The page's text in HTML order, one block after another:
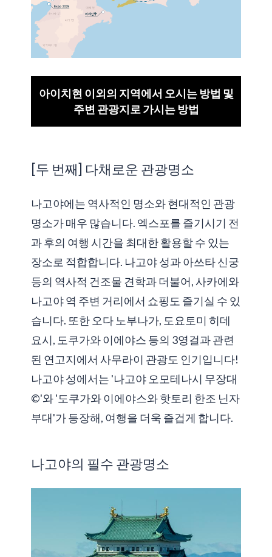
아이치현 이외의 지역에서 오시는 방법 및
주변 관광지로 가시는 방법
[두 번째] 다채로운 관광명소
나고야에는 역사적인 명소와 현대적인 관광
명소가 매우 많습니다. 엑스포를 즐기시기 전
과 후의 여행 시간을 최대한 활용할 수 있는
장소로 적합합니다. 나고야 성과 아쓰타 신궁
등의 역사적 건조물 견학과 더불어, 사카에와
나고야 역 주변 거리에서 쇼핑도 즐기실 수 있
습니다. 또한 오다 노부나가, 도요토미 히데
요시, 도쿠가와 이에야스 등의 3영걸과 관련
된 연고지에서 사무라이 관광도 인기입니다!
나고야 성에서는 '나고야 오모테나시 무장대
©'와 '도쿠가와 이에야스와 핫토리 한조 닌자
부대'가 등장해, 여행을 더욱 즐겁게 합니다.
나고야의 필수 관광명소